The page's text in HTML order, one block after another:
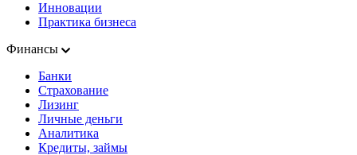
Инновации
Практика бизнеса
Финансы
Банки
Страхование
Лизинг
Личные деньги
Аналитика
Кредиты, займы